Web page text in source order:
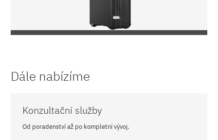
Dále nabízíme
Konzultační služby
Od poradenství až po kompletní vývoj.